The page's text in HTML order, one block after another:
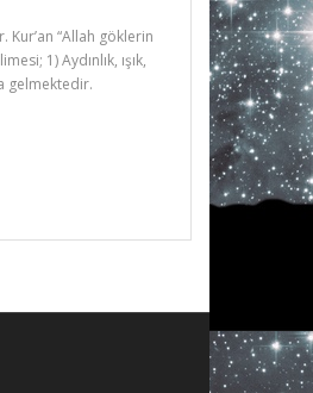
Kur’an “Allah göklerin
1) Aydınlık, ışık,
gelmektedir.